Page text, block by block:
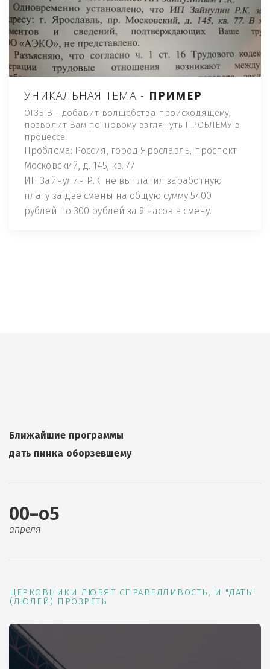
УНИКАЛЬНАЯ ТЕМА - ПРИМЕР
ОТЗЫВ - добавит волшебства происходящему,
позволит Вам по-новому взглянуть ПРОБЛЕМУ в
процессе.
Проблема: Россия, город Ярославль, проспект
Московский, д. 145, кв. 77
ИП Зайнулин Р.К. не выплатил заработную
плату за две смены на общую сумму 5400
рублей по 300 рублей за 9 часов в смену.
Ближайшие программы
дать пинка оборзевшему
00–о5
апреля
ЦЕРКОВНИКИ ЛЮБЯТ СПРАВЕДЛИВОСТЬ, И "ДАТЬ"
(ЛЮЛЕЙ) ПРОЗРЕТЬ